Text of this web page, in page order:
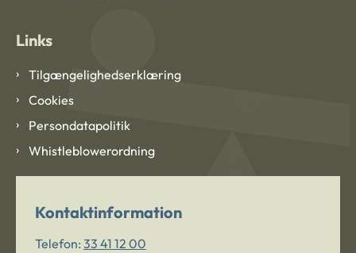
Links
Tilgængelighedserklæring
Cookies
Persondatapolitik
Whistleblowerordning
Kontaktinformation
Telefon: 33 41 12 00